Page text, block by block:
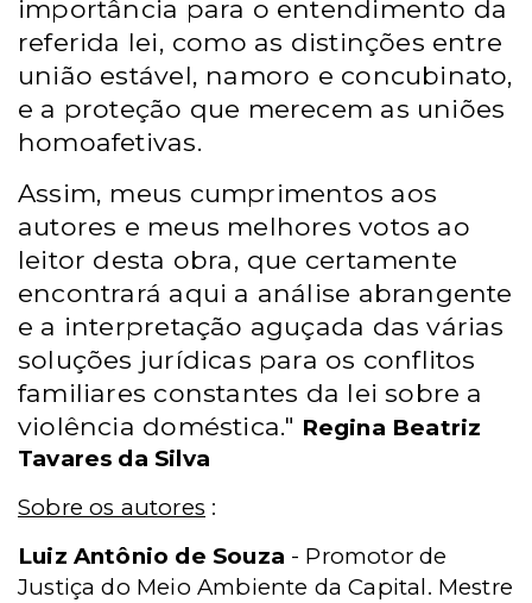
importância para o entendimento da
referida lei, como as distinções entre
união estável, namoro e concubinato,
e a proteção que merecem as uniões
homoafetivas.
Assim, meus cumprimentos aos
autores e meus melhores votos ao
leitor desta obra, que certamente
encontrará aqui a análise abrangente
e a interpretação aguçada das várias
soluções jurídicas para os conflitos
familiares constantes da lei sobre a
violência doméstica." Regina Beatriz
Tavares da Silva
Sobre os autores :
Luiz Antônio de Souza - Promotor de
Justiça do Meio Ambiente da Capital. Mestre